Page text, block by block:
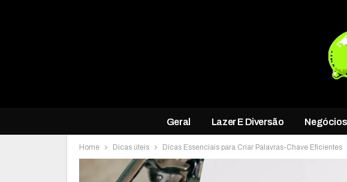
Geral Lazer E Diversão
Home Dicas úteis Dicas Essenciais para Criar Palavras-Chave Eficientes